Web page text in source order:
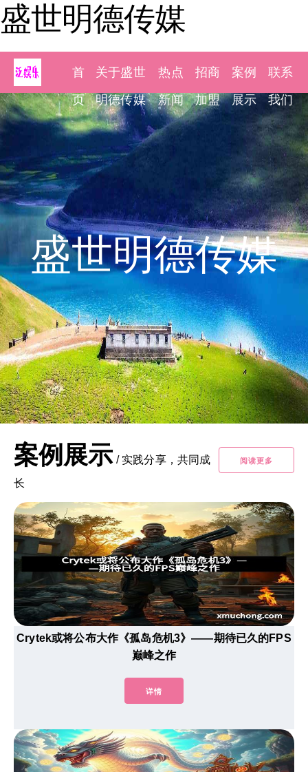
盛世明德传媒
首
页
关于盛世
明德传媒
热点
新闻
招商
加盟
案例
展示
联系
我们
盛世明德传媒
案例展示 / 实践分享，共同成
长
阅读更多
Crytek或将公布大作《孤岛危机3》——期待已久的FPS
巅峰之作
详情